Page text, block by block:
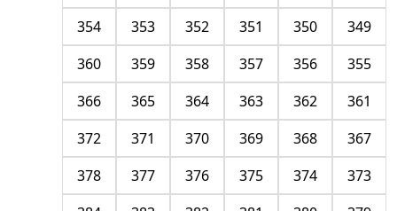
349
350
351
352
353
354
355
356
357
358
359
360
361
362
363
364
365
366
367
368
369
370
371
372
373
374
375
376
377
378